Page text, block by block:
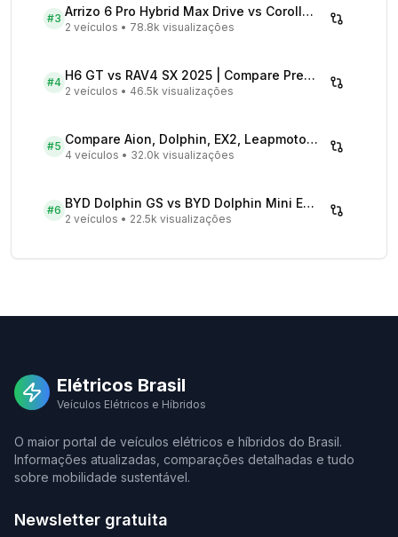
#3 Arrizo 6 Pro Hybrid Max Drive vs Corolla Cross XRX Hybrid - Comparativo Completo
2 veículos • 78.8k visualizações
#4 H6 GT vs RAV4 SX 2025 | Compare Preços
2 veículos • 46.5k visualizações
#5 Compare Aion, Dolphin, EX2, Leapmotor 2026 | Veículos Elétricos
4 veículos • 32.0k visualizações
#6 BYD Dolphin GS vs BYD Dolphin Mini EV - Comparativo Completo
2 veículos • 22.5k visualizações
Elétricos Brasil
Veículos Elétricos e Híbridos
O maior portal de veículos elétricos e híbridos do Brasil.
Informações atualizadas, comparações detalhadas e tudo
sobre mobilidade sustentável.
Newsletter gratuita